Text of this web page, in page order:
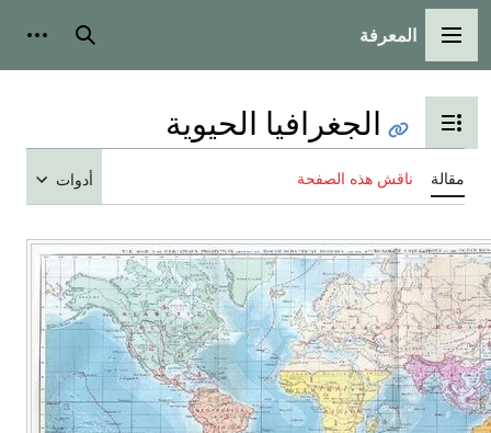
القائمة الرئيسية
المعرفة بحث
تبديل عرض جدول المحتويات
الجغرافيا الحيوية
مقالة ناقش هذه الصفحة أدوات